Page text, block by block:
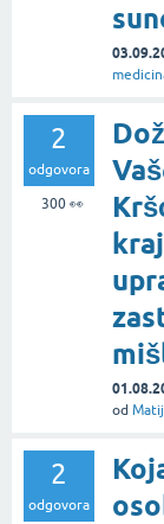
2
odgovora
300👀
od
2
odgovora